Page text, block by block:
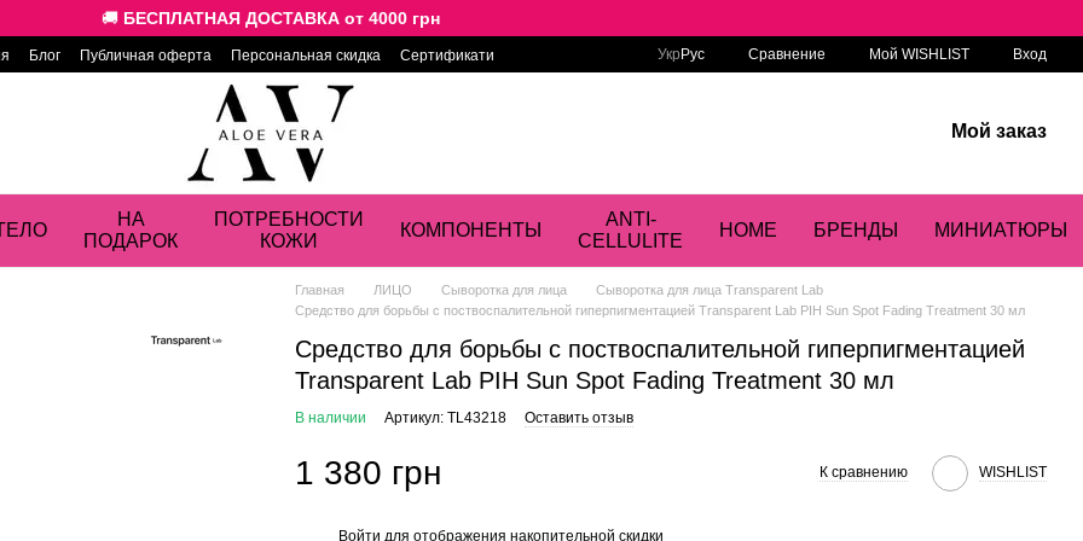
🚚 БЕСПЛАТНАЯ ДОСТАВКА от 4000 грн
Блог Публичная оферта Персональная скидка Сертификати Укр Рус Сравнение Мой WISHLIST Вход
Мой заказ
НА
ПОДАРОК
ПОТРЕБНОСТИ
КОЖИ
КОМПОНЕНТЫ
ANTI-
CELLULITE
HOME БРЕНДЫ МИНИАТЮРЫ
Главная ЛИЦО Сыворотка для лица
Сыворотка для лица Transparent Lab
Средство для борьбы с поствоспалительной гиперпигментацией Transparent Lab PIH Sun Spot Fading Treatment 30 мл
Средство для борьбы с поствоспалительной гиперпигментацией
Transparent Lab PIH Sun Spot Fading Treatment 30 мл
В наличии Артикул: TL43218 Оставить отзыв
1 380 грн К сравнению WISHLIST
Войти для отображения накопительной скидки